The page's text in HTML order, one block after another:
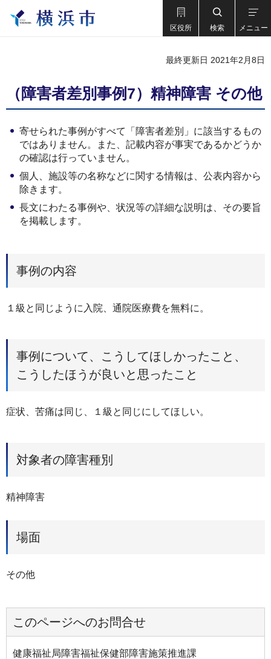
区役所 検索 メニュー
最終更新日 2021年2月8日
（障害者差別事例7）精神障害 その他
寄せられた事例がすべて「障害者差別」に該当するもの
ではありません。また、記載内容が事実であるかどうか
の確認は行っていません。
個人、施設等の名称などに関する情報は、公表内容から
除きます。
長文にわたる事例や、状況等の詳細な説明は、その要旨
を掲載します。
事例の内容
１級と同じように入院、通院医療費を無料に。
事例について、こうしてほしかったこと、
こうしたほうが良いと思ったこと
症状、苦痛は同じ、１級と同じにしてほしい。
対象者の障害種別
精神障害
場面
その他
このページへのお問合せ
健康福祉局障害福祉保健部障害施策推進課